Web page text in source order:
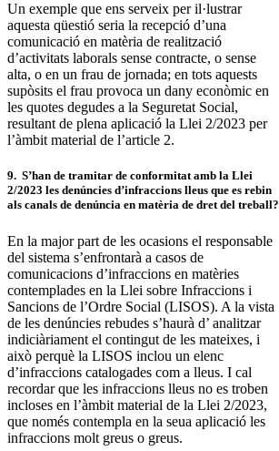
Un exemple que ens serveix per il·lustrar
aquesta qüestió seria la recepció d’una
comunicació en matèria de realització
d’activitats laborals sense contracte, o sense
alta, o en un frau de jornada; en tots aquests
supòsits el frau provoca un dany econòmic en
les quotes degudes a la Seguretat Social,
resultant de plena aplicació la Llei 2/2023 per
l’àmbit material de l’article 2.
9. S’han de tramitar de conformitat amb la Llei
2/2023 les denúncies d’infraccions lleus que es rebin
als canals de denúncia en matèria de dret del treball?
En la major part de les ocasions el responsable
del sistema s’enfrontarà a casos de
comunicacions d’infraccions en matèries
contemplades en la Llei sobre Infraccions i
Sancions de l’Ordre Social (LISOS). A la vista
de les denúncies rebudes s’haurà d’ analitzar
indiciàriament el contingut de les mateixes, i
això perquè la LISOS inclou un elenc
d’infraccions catalogades com a lleus. I cal
recordar que les infraccions lleus no es troben
incloses en l’àmbit material de la Llei 2/2023,
que només contempla en la seua aplicació les
infraccions molt greus o greus.